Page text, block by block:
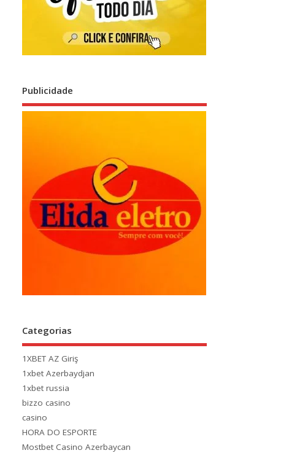
Publicidade
Categorias
1XBET AZ Giriş
1xbet Azerbaydjan
1xbet russia
bizzo casino
casino
HORA DO ESPORTE
Mostbet Casino Azerbaycan